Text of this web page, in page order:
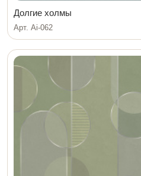
Долгие холмы
Арт. Ai-062